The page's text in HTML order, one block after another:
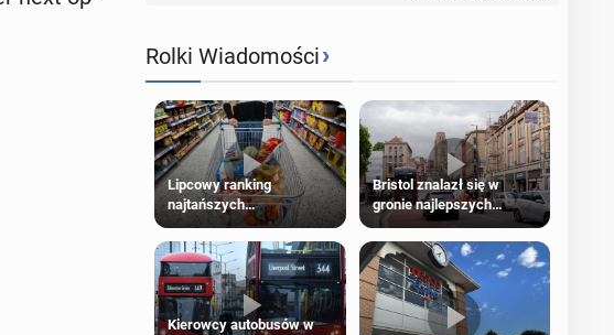
Rolki Wiadomości›
Lipcowy ranking
najtańszych
supermarketów
Bristol znalazł się w
gronie najlepszych
kierunków podróży na
świecie
Kierowcy autobusów w